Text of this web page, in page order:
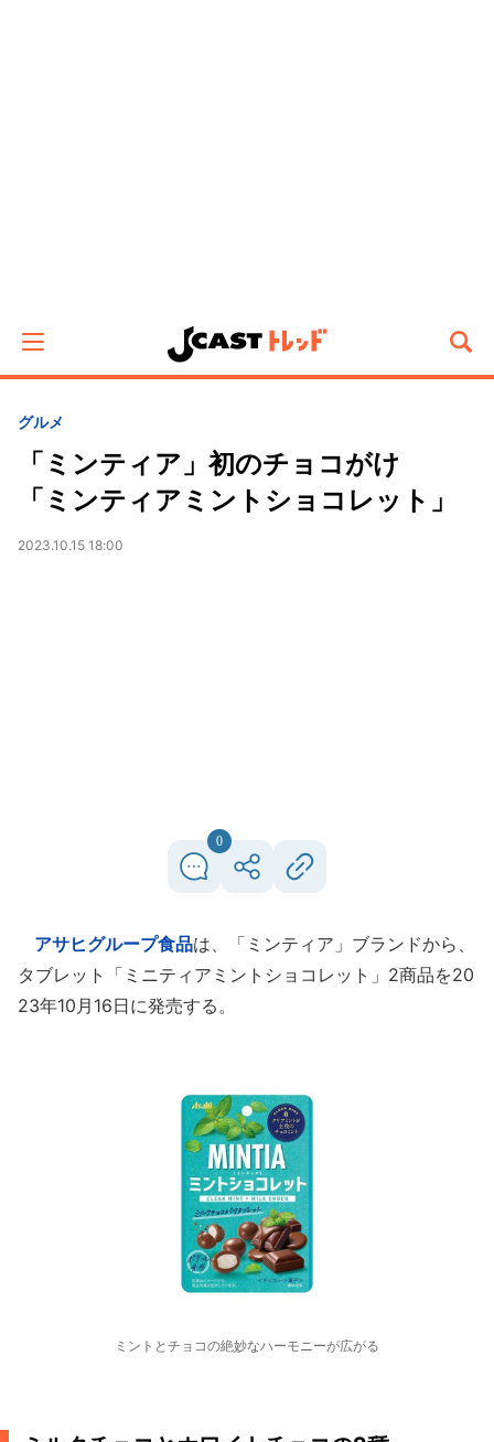
グルメ
「ミンティア」初のチョコがけ
「ミンティアミントショコレット」
2023.10.15 18:00
0
アサヒグループ食品は、「ミンティア」ブランドから、
タブレット「ミニティアミントショコレット」2商品を20
23年10月16日に発売する。
ミントとチョコの絶妙なハーモニーが広がる